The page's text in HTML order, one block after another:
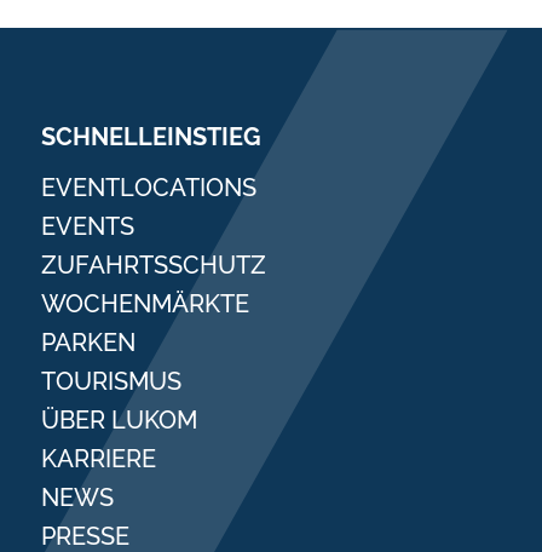
SCHNELLEINSTIEG
EVENTLOCATIONS
EVENTS
ZUFAHRTSSCHUTZ
WOCHENMÄRKTE
PARKEN
TOURISMUS
ÜBER LUKOM
KARRIERE
NEWS
PRESSE